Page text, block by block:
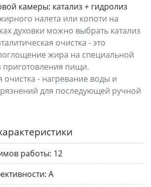
камеры: катализ + гидролиз
налета или копоти на
духовки можно выбрать катализ
очистка - это
жира на специальной
приготовления пищи.
очистка - нагревание воды и
для последующей ручной
работы: 12
A